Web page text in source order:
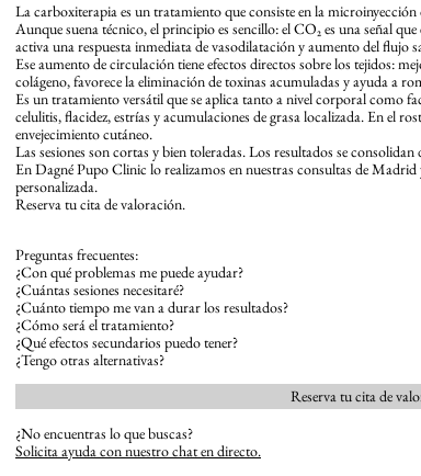
La carboxiterapia es un tratamiento que consiste en la
Aunque suena técnico, el principio es sencillo: el CO₂ es una señal
activa una respuesta inmediata de vasodilatación y aumento del flujo
Ese aumento de circulación tiene efectos directos sobre los tejidos:
colágeno, favorece la eliminación de toxinas acumuladas y ayuda a
Es un tratamiento versátil que se aplica tanto a nivel corporal como
celulitis, flacidez, estrías y acumulaciones de grasa localizada. En el
envejecimiento cutáneo.
Las sesiones son cortas y bien toleradas. Los resultados se
En Dagné Pupo Clinic lo realizamos en nuestras consultas de
personalizada.
Reserva tu cita de valoración.
Preguntas frecuentes:
¿Con qué problemas me puede ayudar?
¿Cuántas sesiones necesitaré?
¿Cuánto tiempo me van a durar los resultados?
¿Cómo será el tratamiento?
¿Qué efectos secundarios puedo tener?
¿Tengo otras alternativas?
Reserva tu cita de
¿No encuentras lo que buscas?
Solicita ayuda con nuestro chat en directo.